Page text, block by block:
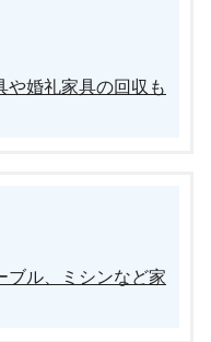
や婚礼家具の回収も
ブル、ミシンなど家